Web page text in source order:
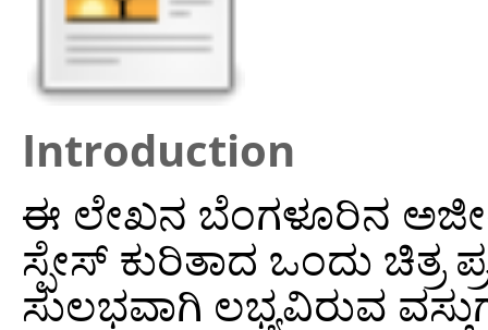
Introduction
ಈ ಲೇಖನ ಬೆಂಗಳೂರಿನ
ಸ್ಪೇಸ್‌ ಕುರಿತಾದ ಒಂದು ಚಿತ್ರ
ಸುಲಭವಾಗಿ ಲಭ್ಯವಿರುವ